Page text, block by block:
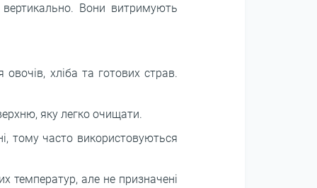
Вони витримують
хліба та готових страв.
яку легко очищати.
тому часто використовуються
температур, але не призначені